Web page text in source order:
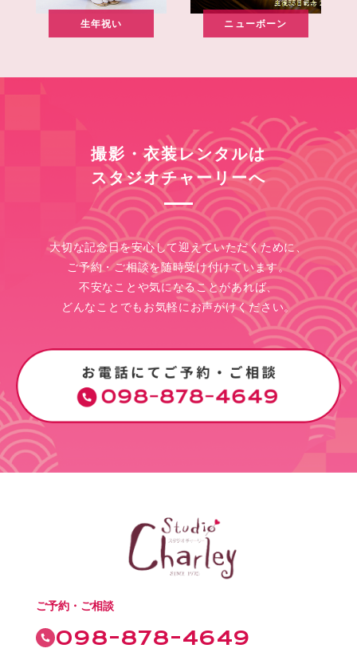
生年祝い ニューボーン
撮影・衣装レンタルは
スタジオチャーリーへ
大切な記念日を安心して迎えていただくために、
ご予約・ご相談を随時受け付けています。
不安なことや気になることがあれば、
どんなことでもお気軽にお声がけください。
ご予約・ご相談
098-878-4649